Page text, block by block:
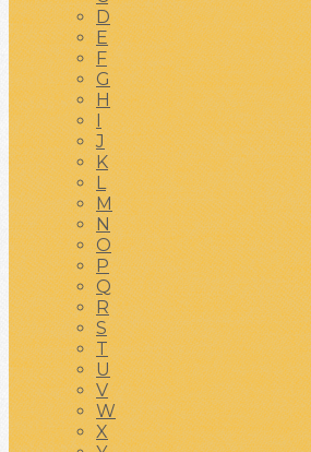
D
E
F
G
H
I
J
K
L
M
N
O
P
Q
R
S
T
U
V
W
X